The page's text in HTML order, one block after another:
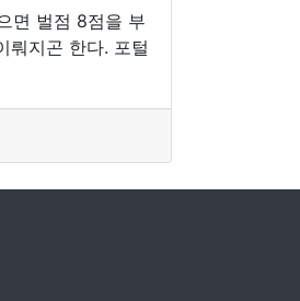
면 벌점 8점을 부
뤄지곤 한다. 포털